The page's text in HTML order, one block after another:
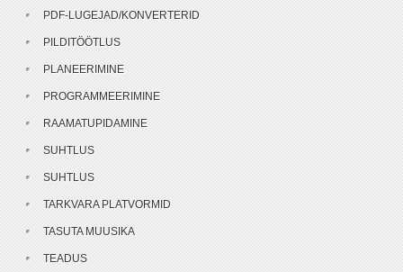
PDF-LUGEJAD/KONVERTERID
PILDITÖÖTLUS
PLANEERIMINE
PROGRAMMEERIMINE
RAAMATUPIDAMINE
SUHTLUS
SUHTLUS
TARKVARA PLATVORMID
TASUTA MUUSIKA
TEADUS